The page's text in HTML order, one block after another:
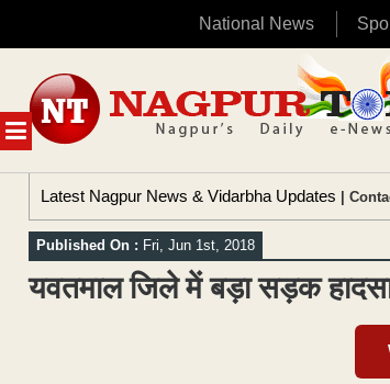
National News
MENU
content
Latest Nagpur News & Vidarbha Updates |
Published On : Fri, Jun 1st, 2018
यवतमाल जिले में बड़ा सड़क